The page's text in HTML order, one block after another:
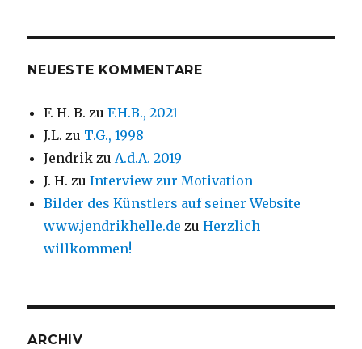
NEUESTE KOMMENTARE
F. H. B. zuF.H.B., 2021
J.L. zu T.G., 1998
Jendrik zuA.d.A. 2019
J. H. zuInterview zur Motivation
Bilder des Künstlers auf seiner Website
www.jendrikhelle.de zuHerzlich
willkommen!
ARCHIV